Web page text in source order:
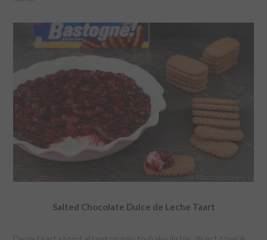
Salted Chocolate Dulce de Leche Taart